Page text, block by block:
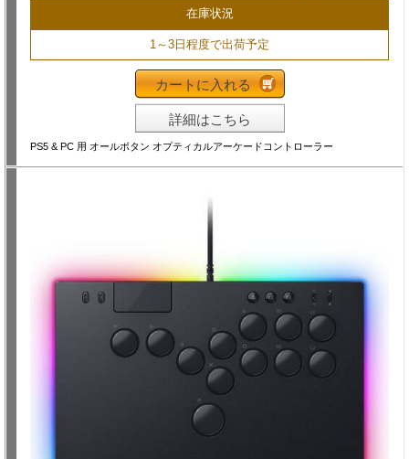
在庫状況
1～3日程度で出荷予定
カートに入れる
詳細はこちら
PS5 & PC 用 オールボタン オプティカルアーケードコントローラー